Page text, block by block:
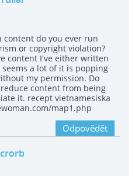
do you ever run
or copyright violation?
content I've either written
a lot of it is popping
my permission. Do
content from being
it. recept vietnamesiska
map1.php
Odpovědět